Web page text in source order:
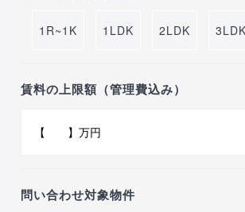
1R~1K 1LDK 2LDK 3LDK
賃料の上限額（管理費込み）
問い合わせ対象物件